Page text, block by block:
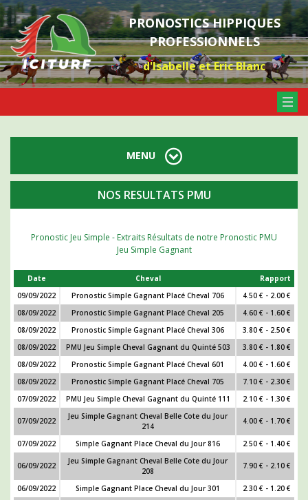
PRONOSTICS HIPPIQUES
PROFESSIONNELS
d'Isabelle et Eric Blanc
NOS RESULTATS PMU
Pronostic Jeu Simple - Extraits Résultats de notre Pronostic PMU
Jeu Simple Gagnant
Date Cheval
Rapport
09/09/2022
Pronostic Simple Gagnant Placé Cheval 706
4.50 € - 2.00 €
08/09/2022
Pronostic Simple Gagnant Placé Cheval 205
4.60 € - 1.60 €
08/09/2022
Pronostic Simple Gagnant Placé Cheval 306
3.80 € - 2.50 €
08/09/2022
PMU Jeu Simple Cheval Gagnant du Quinté 503
3.80 € - 1.80 €
08/09/2022
Pronostic Simple Gagnant Placé Cheval 601
4.00 € - 1.60 €
08/09/2022
Pronostic Simple Gagnant Placé Cheval 705
7.10 € - 2.30 €
07/09/2022
PMU Jeu Simple Cheval Gagnant du Quinté 111 2.10 € - 1.30 €
07/09/2022
Jeu Simple Gagnant Cheval Belle Cote du Jour
214
4.00 € - 1.70 €
07/09/2022 Simple Gagnant Place Cheval du Jour 816 2.50 € - 1.40 €
06/09/2022
Jeu Simple Gagnant Cheval Belle Cote du Jour
208
7.90 € - 2.10 €
06/09/2022 Simple Gagnant Place Cheval du Jour 301
2.30 € - 1.20 €
MENU